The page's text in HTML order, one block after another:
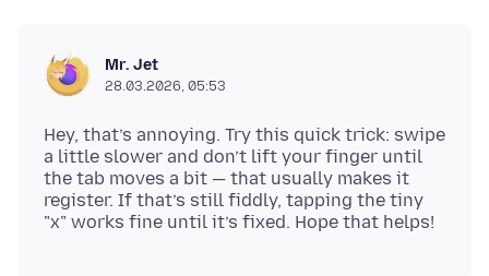
Mr. Jet
28.03.2026, 05:53
Hey, that’s annoying. Try this quick trick: swipe
a little slower and don’t lift your finger until
the tab moves a bit — that usually makes it
register. If that’s still fiddly, tapping the tiny